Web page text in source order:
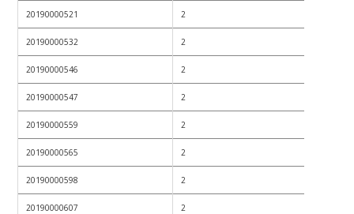
20190000521 2
20190000532 2
20190000546 2
20190000547 2
20190000559 2
20190000565 2
20190000598 2
20190000607 2